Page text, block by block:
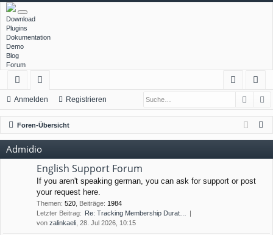
Download
Plugins
Dokumentation
Demo
Blog
Forum
ch
ne
llz
ug
or
en
m
el
ist
rie
Anmelden Registrieren
Foren-Übersicht
Admidio
English Support Forum
If you aren't speaking german, you can ask for support or post
your request here.
Themen: 520 Beiträge: 1984
Letzter Beitrag: Re: Tracking Membership Durat…
von zalinkaeli , 28. Jul 2026, 10:15